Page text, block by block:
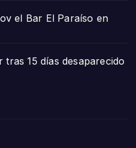
el Bar El Paraíso en
15 días desaparecido